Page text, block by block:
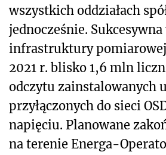
wszystkich oddziałach
jednocześnie.
infrastruktury pomiarowej
2021 r. blisko 1,6 mln
odczytu zainstalowanych
przyłączonych do sieci
napięciu. Planowane
na terenie Energa-